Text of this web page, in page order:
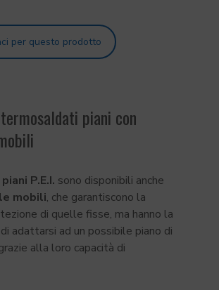
per questo prodotto
piani con
P.E.I. sono disponibili anche
mobili, che garantiscono la
di quelle fisse, ma hanno la
adattarsi ad un possibile piano di
alla loro capacità di